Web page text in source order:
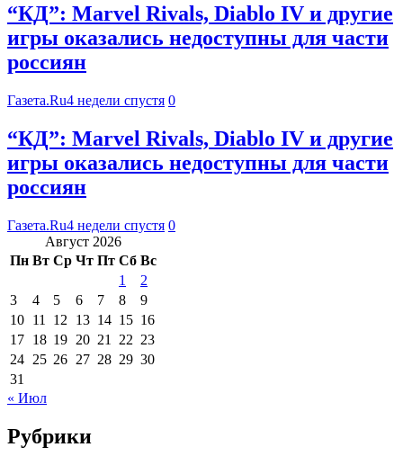
“КД”: Marvel Rivals, Diablo IV и другие
игры оказались недоступны для части
россиян
Газета.Ru4 недели спустя 0
“КД”: Marvel Rivals, Diablo IV и другие
игры оказались недоступны для части
россиян
Газета.Ru4 недели спустя 0
Август 2026
Пн Вт Ср Чт Пт Сб Вс
1
2
3
4 5 6 7 8
9
10 11 12 13 14 15 16
17 18 19 20 21 22 23
24 25 26 27 28 29 30
31
« Июл
Рубрики